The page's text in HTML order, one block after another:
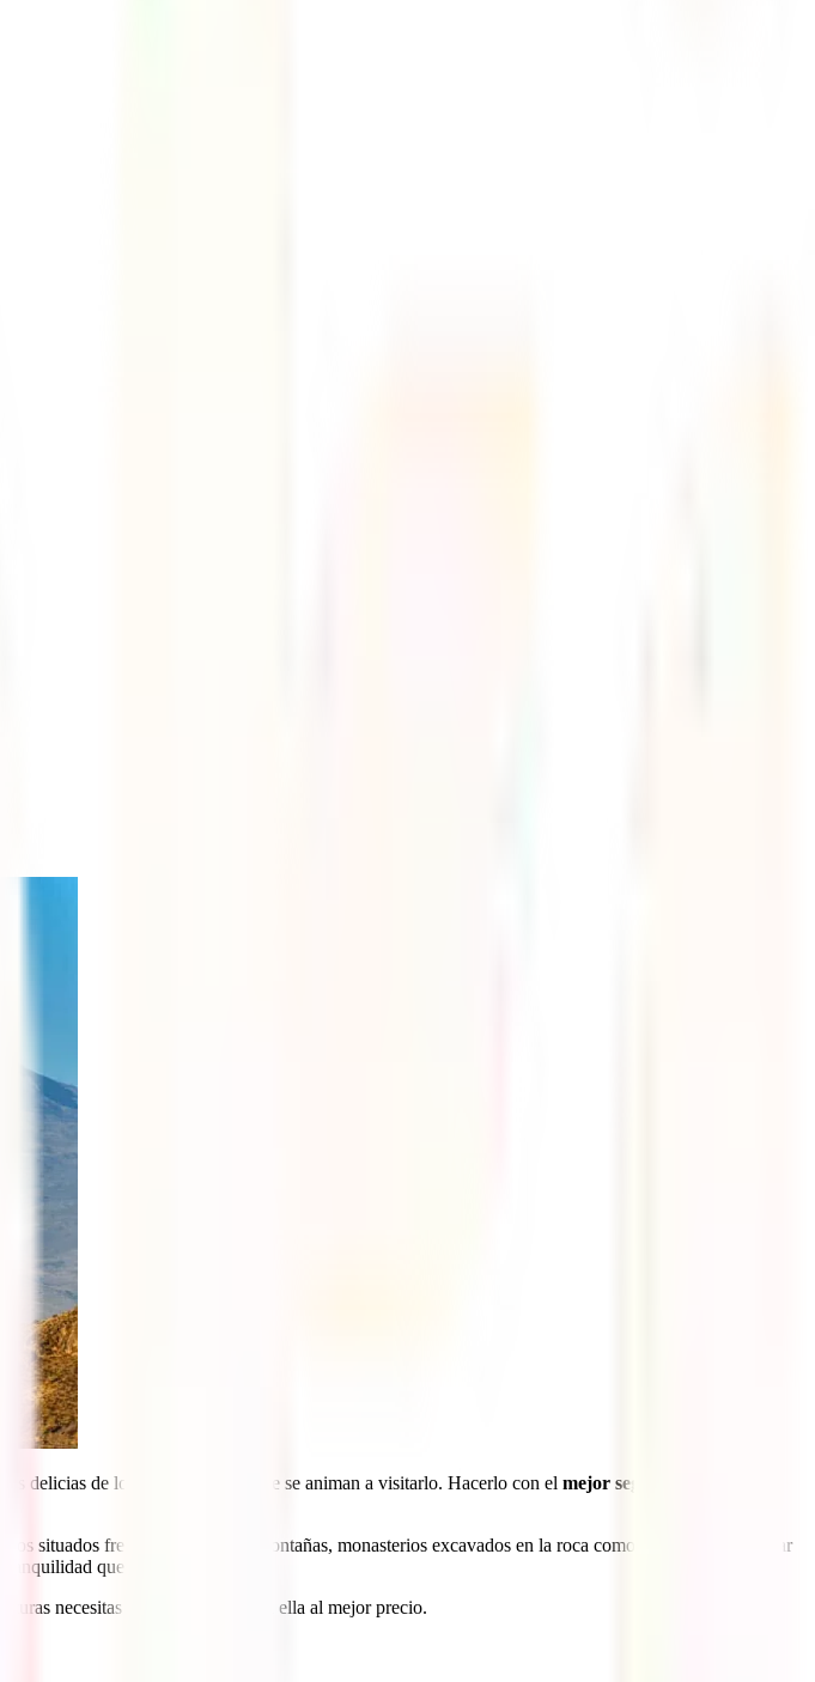
delicias de los pocos viajeros que se animan a visitarlo. Hacerlo con el mejor seguro de viaje a
situados frente a imponentes montañas, monasterios excavados en la roca como el de Gegard, visitar
que mereces.
necesitas y cómo hacerte con ella al mejor precio.